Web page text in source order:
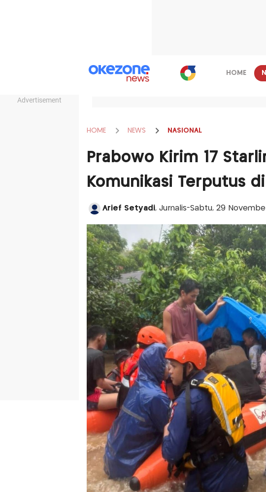
Advertisement
HOME
HOME NEWS NASIONAL
Prabowo Kirim 17
Komunikasi Terputus
Arief Setyadi, Jurnalis-Sabtu, 29